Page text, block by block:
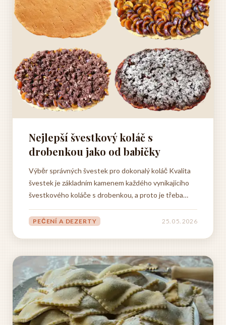
Nejlepší švestkový koláč s
drobenkou jako od babičky
Výběr správných švestek pro dokonalý koláč Kvalita
švestek je základním kamenem každého vynikajícího
švestkového koláče s drobenkou, a proto je třeba
výsledky dosáhnete s domácími švestkami, které mají
PEČENÍ A DEZERTY 25. 05. 2026